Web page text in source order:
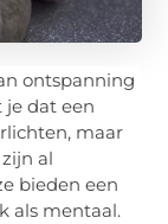
ontspanning
je dat een
maar
al
bieden een
als mentaal.